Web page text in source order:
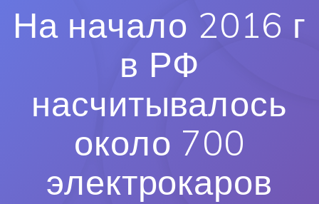
На начало 2016 г
в РФ
насчитывалось
около 700
электрокаров